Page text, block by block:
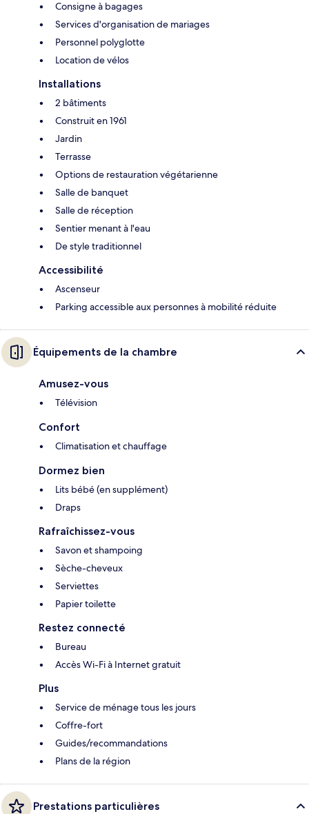
Consigne à bagages
Services d'organisation de mariages
Personnel polyglotte
Location de vélos
Installations
2 bâtiments
Construit en 1961
Jardin
Terrasse
Options de restauration végétarienne
Salle de banquet
Salle de réception
Sentier menant à l'eau
De style traditionnel
Accessibilité
Ascenseur
Parking accessible aux personnes à mobilité réduite
Équipements de la chambre
Amusez-vous
Télévision
Confort
Climatisation et chauffage
Dormez bien
Lits bébé (en supplément)
Draps
Rafraîchissez-vous
Savon et shampoing
Sèche-cheveux
Serviettes
Papier toilette
Restez connecté
Bureau
Accès Wi-Fi à Internet gratuit
Plus
Service de ménage tous les jours
Coffre-fort
Guides/recommandations
Plans de la région
Prestations particulières